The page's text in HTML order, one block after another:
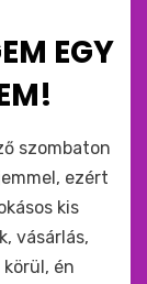
EGY
szombaton
ezért
kis
vásárlás,
én